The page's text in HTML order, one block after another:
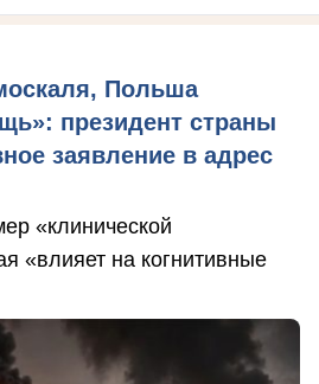
Польша
президент страны
заявление в адрес
«клинической
«влияет на когнитивные